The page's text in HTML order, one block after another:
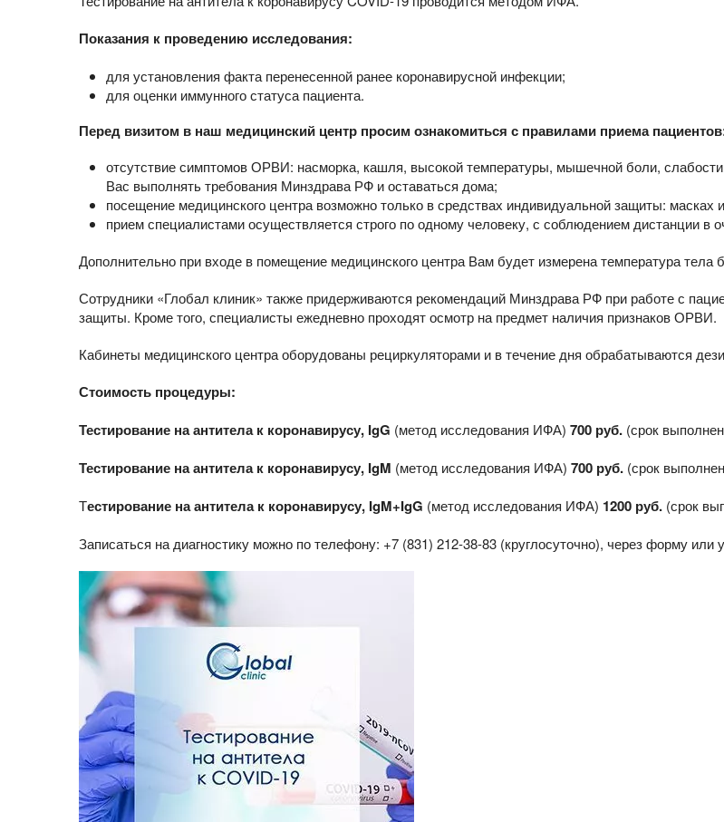
Показания к проведению исследования:
для установления факта перенесенной ранее коронавирусной инфекции;
для оценки иммунного статуса пациента.
Перед визитом в наш медицинский центр просим ознакомиться с правилами приема
отсутствие симптомов ОРВИ: насморка, кашля, высокой температуры, мышечной боли,
Вас выполнять требования Минздрава РФ и оставаться дома;
посещение медицинского центра возможно только в средствах индивидуальной защиты: масках
прием специалистами осуществляется строго по одному человеку, с соблюдением дистанции в
Дополнительно при входе в помещение медицинского центра Вам будет измерена температура тела
Сотрудники «Глобал клиник» также придерживаются рекомендаций Минздрава РФ при работе с
защиты. Кроме того, специалисты ежедневно проходят осмотр на предмет наличия признаков ОРВИ.
Кабинеты медицинского центра оборудованы рециркуляторами и в течение дня обрабатываются
Стоимость процедуры:
Тестирование на антитела к коронавирусу, IgG (метод исследования ИФА) 700 руб. (срок
Тестирование на антитела к коронавирусу, IgM (метод исследования ИФА) 700 руб. (срок
Тестирование на антитела к коронавирусу, IgM+IgG (метод исследования ИФА) 1200 руб. (срок
Записаться на диагностику можно по телефону: +7 (831) 212-38-83 (круглосуточно), через форму